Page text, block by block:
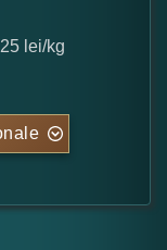
lei/kg